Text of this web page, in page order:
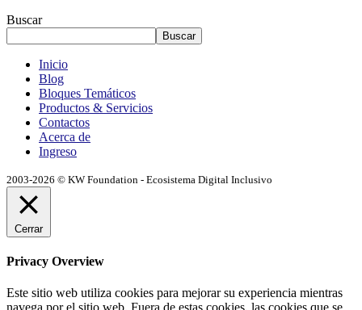
Buscar
Buscar
Inicio
Blog
Bloques Temáticos
Productos & Servicios
Contactos
Acerca de
Ingreso
2003-2026 © KW Foundation - Ecosistema Digital Inclusivo
Cerrar
Privacy Overview
Este sitio web utiliza cookies para mejorar su experiencia mientras